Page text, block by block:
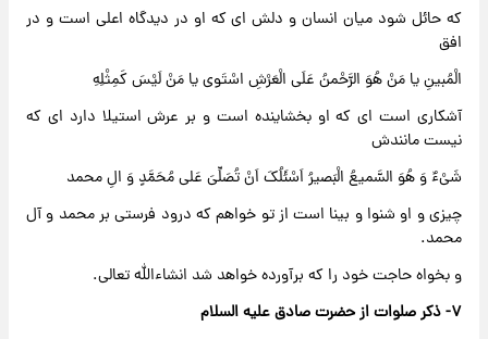
که حائل شود میان انسان و دلش ای که او در دیدگاه اعلی است و در
افق
الْمُبینِ یا مَنْ هُوَ الرَّحْمنُ عَلَی الْعَرْشِ اسْتَوی یا مَنْ لَیْسَ کَمِثْلِهِ
آشکاری است ای که او بخشاینده است و بر عرش استیلا دارد ای که
نیست مانندش
شَیْءٌ وَ هُوَ السَّمیعُ الْبَصیرُ اَسْئَلُکَ اَنْ تُصَلِّیَ عَلی مُحَمَّدٍ وَ الِ محمد
چیزی و او شنوا و بینا است از تو خواهم که درود فرستی بر محمد و آل
محمد.
و بخواه حاجت خود را که برآورده خواهد شد انشاءالله تعالی.
۷- ذکر صلوات از حضرت صادق علیه السلام